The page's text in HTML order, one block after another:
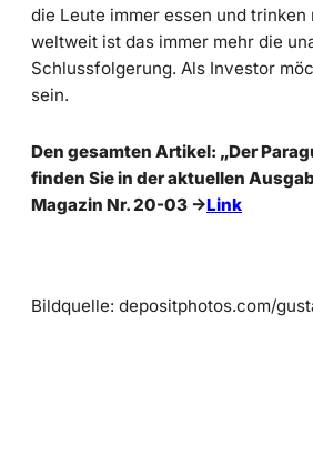
die Leute immer essen und trinken
weltweit ist das immer mehr die
Schlussfolgerung. Als Investor
sein.
Den gesamten Artikel: „Der
finden Sie in der aktuellen
Magazin Nr. 20-03 ->Link
Bildquelle: depositphotos.com/